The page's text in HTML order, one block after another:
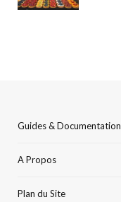
Guides & Documentation
A Propos
Plan du Site